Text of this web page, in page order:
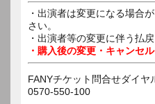
・出演者は変更になる場合
さい。
・出演者等の変更に伴う払
・購入後の変更・キャンセ
FANYチケット問合せダイヤ
0570-550-100